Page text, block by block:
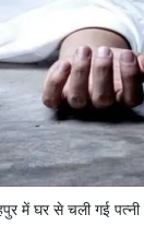
में घर से चली गई